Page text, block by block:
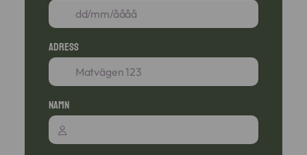
Adress
Namn